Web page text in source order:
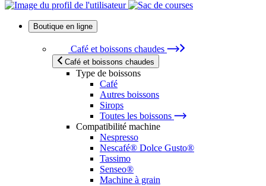
Boutique en ligne
Café et boissons chaudes
Café et boissons chaudes
Type de boissons
Café
Autres boissons
Sirops
Toutes les boissons
Compatibilité machine
Nespresso
Nescafé® Dolce Gusto®
Tassimo
Senseo®
Machine à grain